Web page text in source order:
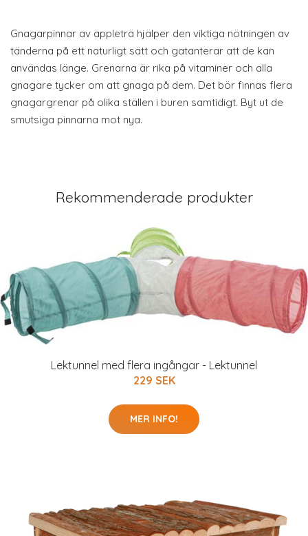
Gnagarpinnar av äppleträ hjälper den viktiga nötningen av
tänderna på ett naturligt sätt och gatanterar att de kan
användas länge. Grenarna är rika på vitaminer och alla
gnagare tycker om att gnaga på dem. Det bör finnas flera
gnagargrenar på olika ställen i buren samtidigt. Byt ut de
smutsiga pinnarna mot nya.
Rekommenderade produkter
Lektunnel med flera ingångar - Lektunnel
229 SEK
MER INFO!